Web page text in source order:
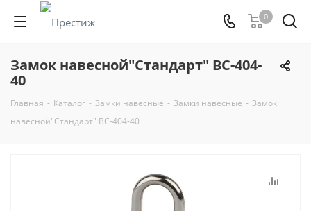
0
Замок навесной"Стандарт" ВС-404-
40
Главная - Каталог - Замки навесные - Замки навесные - Замок
навесной"Стандарт" ВС-404-40